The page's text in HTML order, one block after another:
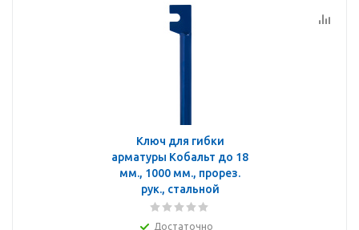
Ключ для гибки
арматуры Кобальт до 18
мм., 1000 мм., прорез.
рук., стальной
Достаточно